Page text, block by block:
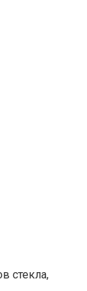
стекла,